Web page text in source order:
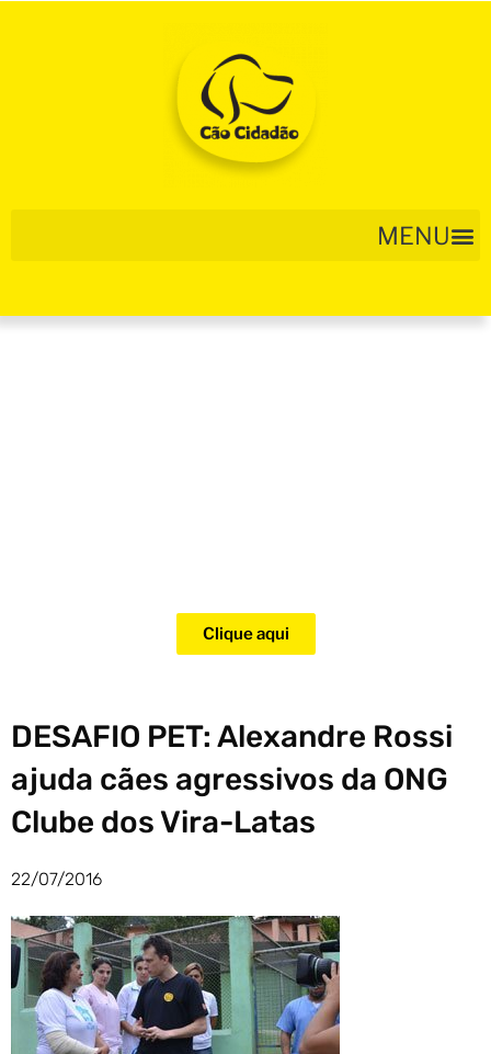
Clique aqui
DESAFIO PET: Alexandre Rossi
ajuda cães agressivos da ONG
Clube dos Vira-Latas
22/07/2016